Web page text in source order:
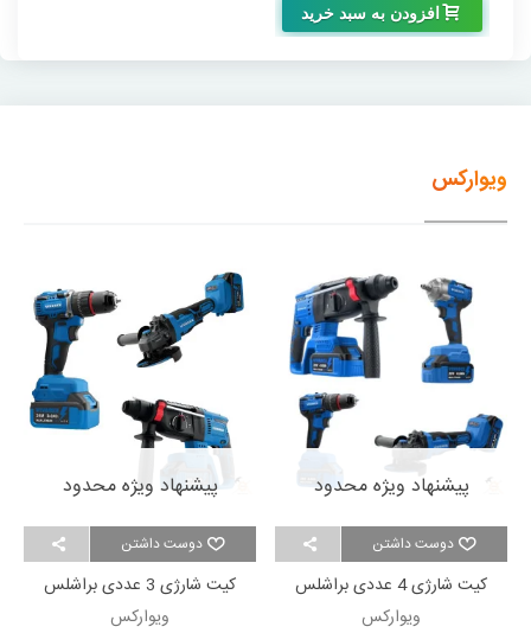
افزودن به سبد خرید
ویوارکس
دوست داشتن
پیشنهاد ویژه محدود
کیت شارژی 4 عددی براشلس
ویوارکس VR2404-BCKویوارکس
دوست داشتن
پیشنهاد ویژه محدود
کیت شارژی 3 عددی براشلس
ویوارکس VR2403-BCKویوارکس